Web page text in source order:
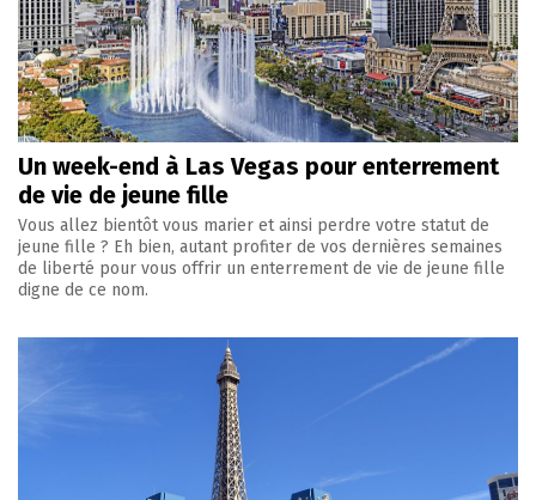
Un week-end à Las Vegas pour enterrement
de vie de jeune fille
Vous allez bientôt vous marier et ainsi perdre votre statut de
jeune fille ? Eh bien, autant profiter de vos dernières semaines
de liberté pour vous offrir un enterrement de vie de jeune fille
digne de ce nom.